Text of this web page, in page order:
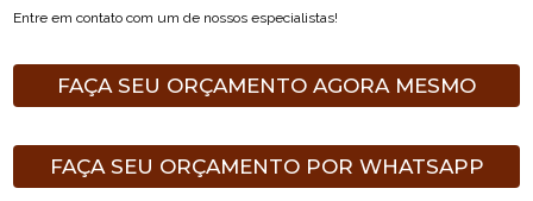
Entre em contato com um de nossos especialistas!
FAÇA SEU ORÇAMENTO AGORA MESMO
FAÇA SEU ORÇAMENTO POR WHATSAPP